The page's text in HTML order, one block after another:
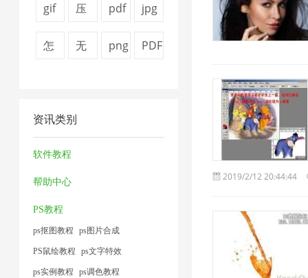
gif
压
大
小
pdf
1
jpg
怎
缩
图
片
1
无
缩
png
PDF
资讯类别
软件教程
帮助中心
PS教程
ps抠图教程 ps图片合成
PS鼠绘教程 ps文字特效
ps实例教程 ps调色教程
2019/2/12 20:44:44